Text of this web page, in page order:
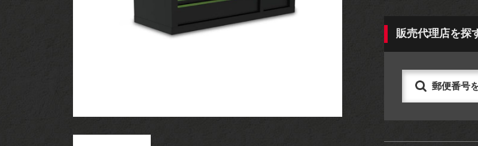
ツールセット
販売代理店を探